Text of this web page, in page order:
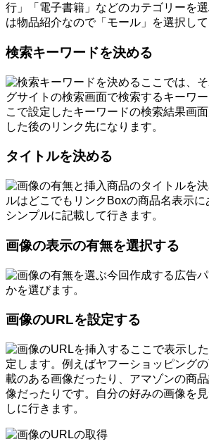
行」「電子書籍」などのカテゴリーを
は物品紹介なので「モール」を選択して
検索キーワードを決める
ここでは、
グサイトの検索画面で検索するキーワ
こで設定したキーワードの検索結果画
した後のリンク先になります。
タイトルを決める
商品のタイトルを
ルはどこでもリンクBoxの商品名表示に
シンプルに記載して行きます。
画像の表示の有無を選択する
今回作成する広告
かを選びます。
画像のURLを設定する
ここで表示し
定します。例えばヤフーショッピング
載のある画像だったり、アマゾンの商
像だったりです。自分の好みの画像を
しに行きます。